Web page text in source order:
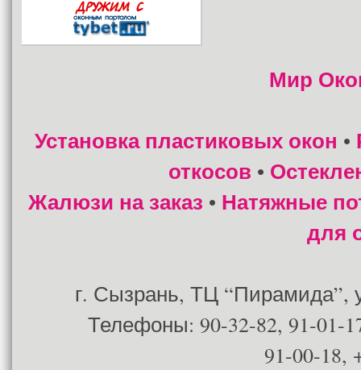
Мир
Установка пластиковых окон •
откосов •
Жалюзи на заказ • Натяжные
для
г. Сызрань, ТЦ “Пирамида”,
Телефоны: 90-32-82, 91-01-
91-00-18,